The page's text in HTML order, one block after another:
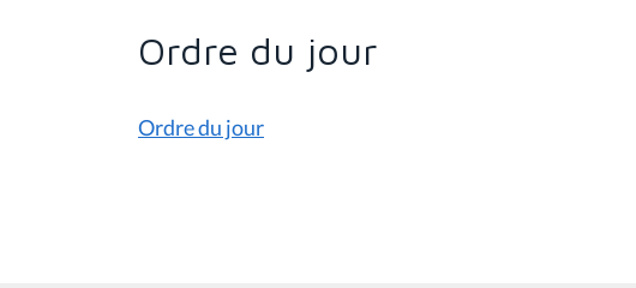
Ordre du jour
Ordre du jour